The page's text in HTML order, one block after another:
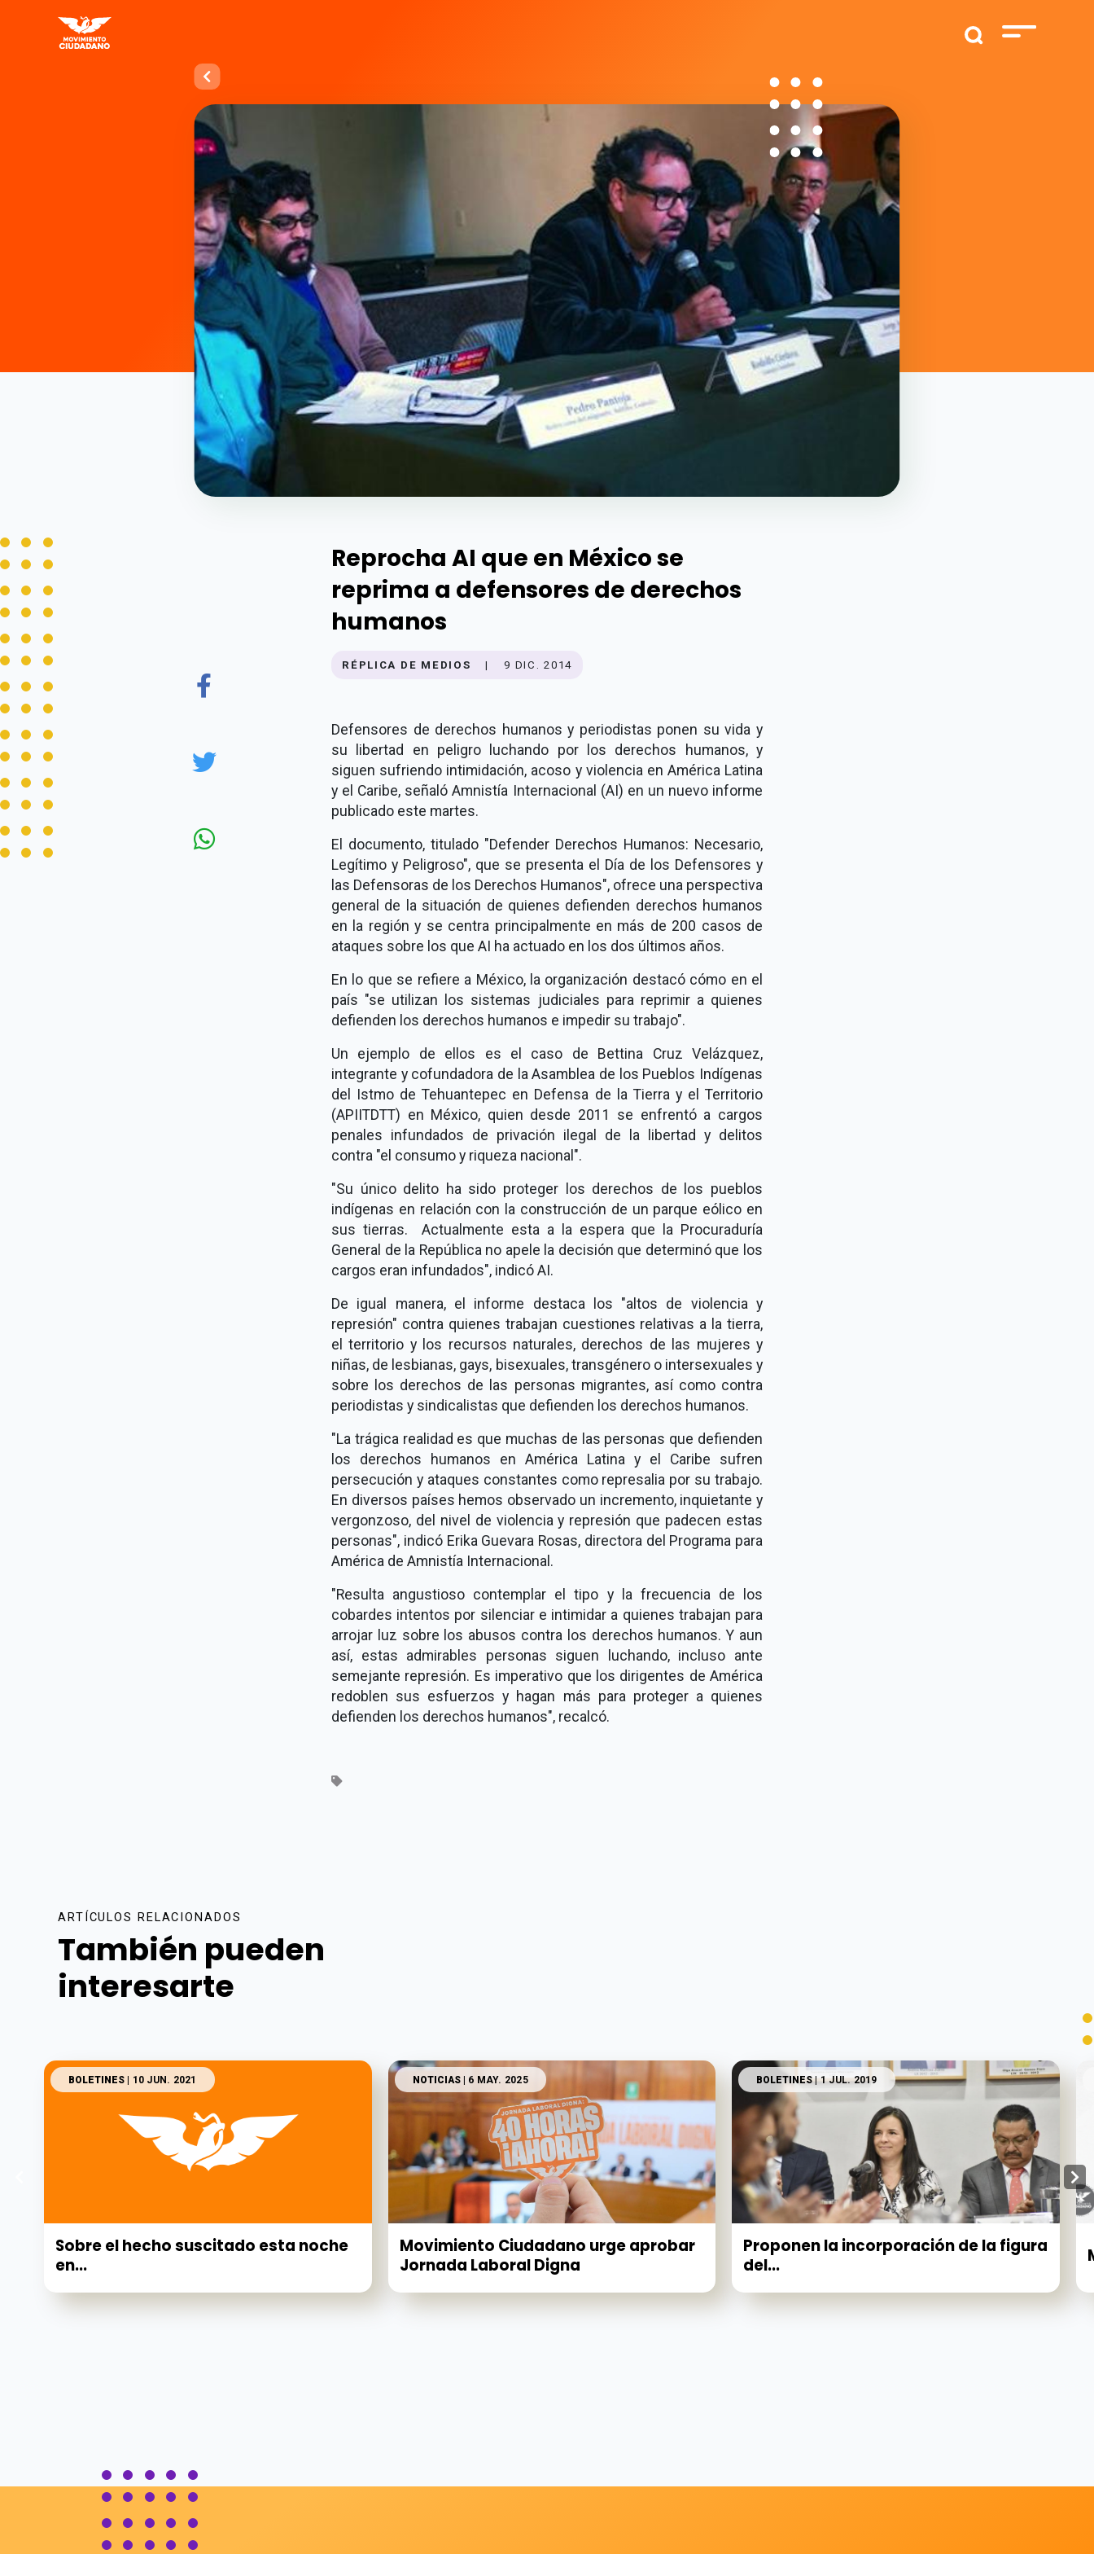
Reprocha AI que en México se
reprima a defensores de derechos
humanos
RÉPLICA DE MEDIOS | 9 DIC. 2014
Defensores de derechos humanos y periodistas ponen su vida y
su libertad en peligro luchando por los derechos humanos, y
siguen sufriendo intimidación, acoso y violencia en América Latina
y el Caribe, señaló Amnistía Internacional (AI) en un nuevo informe
publicado este martes.
El documento, titulado "Defender Derechos Humanos: Necesario,
Legítimo y Peligroso", que se presenta el Día de los Defensores y
las Defensoras de los Derechos Humanos", ofrece una perspectiva
general de la situación de quienes defienden derechos humanos
en la región y se centra principalmente en más de 200 casos de
ataques sobre los que AI ha actuado en los dos últimos años.
En lo que se refiere a México, la organización destacó cómo en el
país "se utilizan los sistemas judiciales para reprimir a quienes
defienden los derechos humanos e impedir su trabajo".
Un ejemplo de ellos es el caso de Bettina Cruz Velázquez,
integrante y cofundadora de la Asamblea de los Pueblos Indígenas
del Istmo de Tehuantepec en Defensa de la Tierra y el Territorio
(APIITDTT) en México, quien desde 2011 se enfrentó a cargos
penales infundados de privación ilegal de la libertad y delitos
contra "el consumo y riqueza nacional".
"Su único delito ha sido proteger los derechos de los pueblos
indígenas en relación con la construcción de un parque eólico en
sus tierras. Actualmente esta a la espera que la Procuraduría
General de la República no apele la decisión que determinó que los
cargos eran infundados", indicó AI.
De igual manera, el informe destaca los "altos de violencia y
represión" contra quienes trabajan cuestiones relativas a la tierra,
el territorio y los recursos naturales, derechos de las mujeres y
niñas, de lesbianas, gays, bisexuales, transgénero o intersexuales y
sobre los derechos de las personas migrantes, así como contra
periodistas y sindicalistas que defienden los derechos humanos.
"La trágica realidad es que muchas de las personas que defienden
los derechos humanos en América Latina y el Caribe sufren
persecución y ataques constantes como represalia por su trabajo.
En diversos países hemos observado un incremento, inquietante y
vergonzoso, del nivel de violencia y represión que padecen estas
personas", indicó Erika Guevara Rosas, directora del Programa para
América de Amnistía Internacional.
"Resulta angustioso contemplar el tipo y la frecuencia de los
cobardes intentos por silenciar e intimidar a quienes trabajan para
arrojar luz sobre los abusos contra los derechos humanos. Y aun
así, estas admirables personas siguen luchando, incluso ante
semejante represión. Es imperativo que los dirigentes de América
redoblen sus esfuerzos y hagan más para proteger a quienes
defienden los derechos humanos", recalcó.
ARTÍCULOS RELACIONADOS
También pueden
interesarte
BOLETINES | 10 JUN. 2021
Sobre el hecho suscitado esta noche
en...
NOTICIAS| 6 MAY. 2025
Movimiento Ciudadano urge aprobar
Jornada Laboral Digna
BOLETINES| 1 JUL. 2019
Proponen la incorporación de la figura
del...